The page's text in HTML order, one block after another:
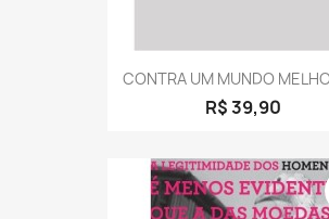
CONTRA UM MUNDO
R$ 39,90